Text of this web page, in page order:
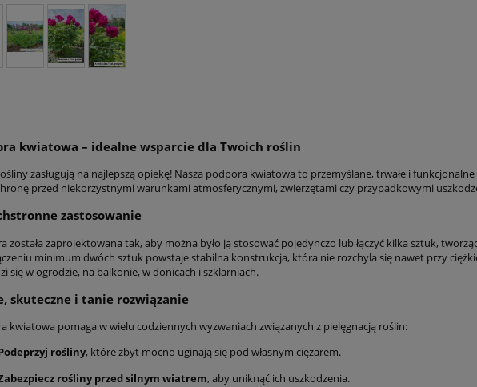
kwiatowa – idealne wsparcie dla Twoich roślin
zasługują na najlepszą opiekę! Nasza podpora kwiatowa to przemyślane, trwałe i
przed niekorzystnymi warunkami atmosferycznymi, zwierzętami czy przypadkowymi
zastosowanie
została zaprojektowana tak, aby można było ją stosować pojedynczo lub łączyć kilka sztuk,
minimum dwóch sztuk powstaje stabilna konstrukcja, która nie rozchyla się nawet przy
się w ogrodzie, na balkonie, w donicach i szklarniach.
skuteczne i tanie rozwiązanie
kwiatowa pomaga w wielu codziennych wyzwaniach związanych z pielęgnacją roślin:
rośliny, które zbyt mocno uginają się pod własnym ciężarem.
rośliny przed silnym wiatrem, aby uniknąć ich uszkodzenia.